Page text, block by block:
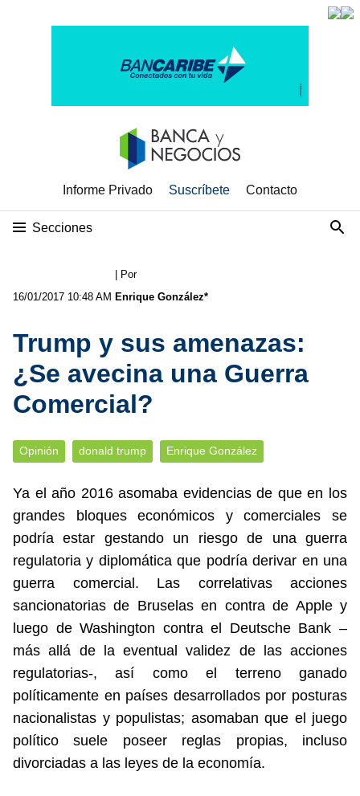
Informe Privado Suscríbete Contacto
Secciones
16/01/2017 10:48 AM
| Por
Enrique González*
Trump y sus amenazas:
¿Se avecina una Guerra
Comercial?
Opinión donald trump Enrique González
Ya el año 2016 asomaba evidencias de que en los
grandes bloques económicos y comerciales se
podría estar gestando un riesgo de una guerra
regulatoria y diplomática que podría derivar en una
guerra comercial. Las correlativas acciones
sancionatorias de Bruselas en contra de Apple y
luego de Washington contra el Deutsche Bank –
más allá de la eventual validez de las acciones
regulatorias-, así como el terreno ganado
políticamente en países desarrollados por posturas
nacionalistas y populistas; asomaban que el juego
político suele poseer reglas propias, incluso
divorciadas a las leyes de la economía.